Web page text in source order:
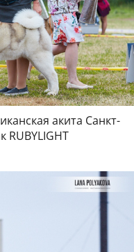
акита Санкт-
RUBYLIGHT